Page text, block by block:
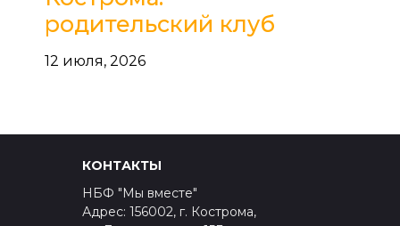
родительский клуб
12 июля, 2026
КОНТАКТЫ
НБФ "Мы вместе"
Адрес: 156002, г. Кострома,